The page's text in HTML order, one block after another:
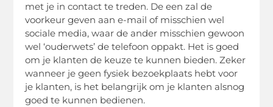
met je in contact te treden. De een zal de
voorkeur geven aan e-mail of misschien wel
sociale media, waar de ander misschien gewoon
wel ‘ouderwets’ de telefoon oppakt. Het is goed
om je klanten de keuze te kunnen bieden. Zeker
wanneer je geen fysiek bezoekplaats hebt voor
je klanten, is het belangrijk om je klanten alsnog
goed te kunnen bedienen.